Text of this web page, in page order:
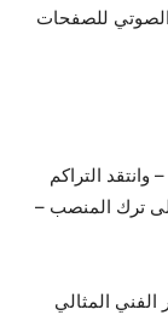
الصوتي للصفحات
التراكم
ترك المنصب –
المثالي